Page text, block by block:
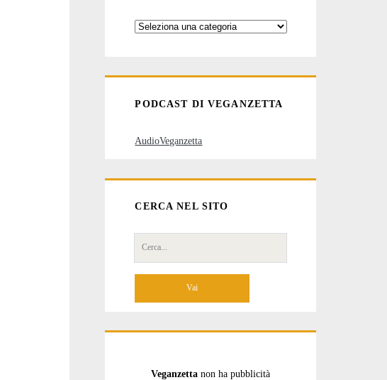
Categorie
PODCAST DI VEGANZETTA
AudioVeganzetta
CERCA NEL SITO
Cerca
per:
Veganzetta non ha pubblicità